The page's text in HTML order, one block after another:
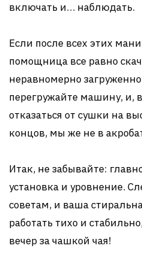
включать и… наблюдать.
Если после всех этих
помощница все равно
неравномерно
перегружайте машину, и,
отказаться от сушки на
концов, мы же не в
Итак, не забывайте:
установка и уровнение.
советам, и ваша
работать тихо и
вечер за чашкой чая!